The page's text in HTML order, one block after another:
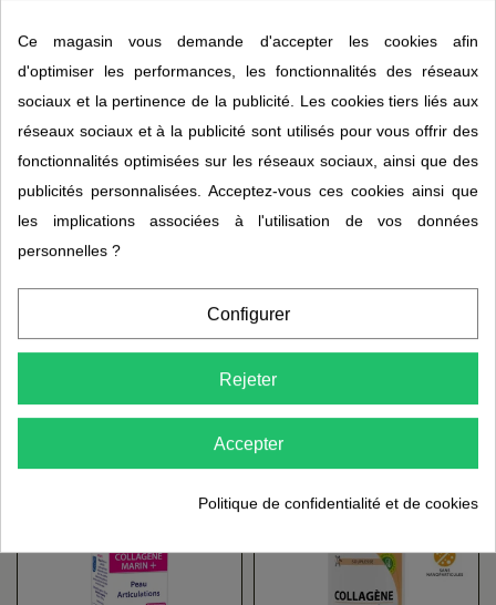
Bromelase
DISTRIFORM
24,95 €
St micheal balm MFM
NELSON
13,00 €
11,95 €21,95 €
Algae Pavonica
37,95 €
Ce magasin vous demande d'accepter les cookies afin
d'optimiser les performances, les fonctionnalités des réseaux
sociaux et la pertinence de la publicité. Les cookies tiers liés aux
réseaux sociaux et à la publicité sont utilisés pour vous offrir des
fonctionnalités optimisées sur les réseaux sociaux, ainsi que des
publicités personnalisées. Acceptez-vous ces cookies ainsi que
les implications associées à l'utilisation de vos données
personnelles ?
Configurer
Rejeter
Accepter
Politique de confidentialité et de cookies